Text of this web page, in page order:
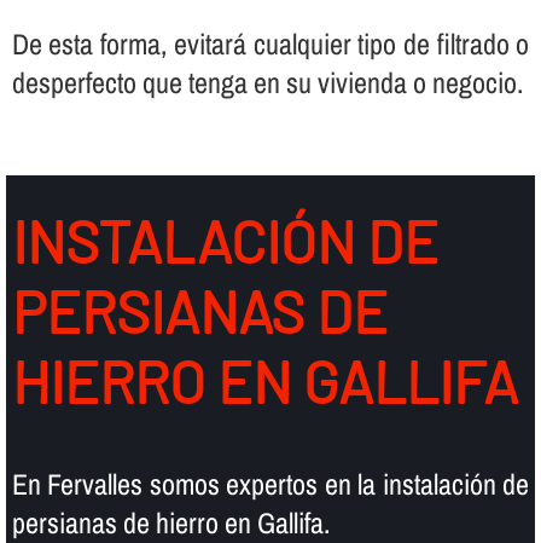
De esta forma, evitará cualquier tipo de filtrado o
desperfecto que tenga en su vivienda o negocio.
INSTALACIÓN DE
PERSIANAS DE
HIERRO EN GALLIFA
En Fervalles somos expertos en la instalación de
persianas de hierro en Gallifa.